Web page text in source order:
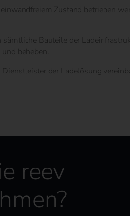
Zustand betrieben
Bauteile der
beheben.
der Ladelösung
reev